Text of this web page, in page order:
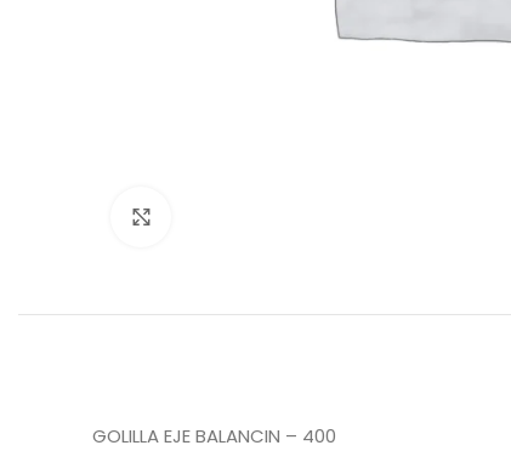
GOLILLA EJE BALANCIN – 400